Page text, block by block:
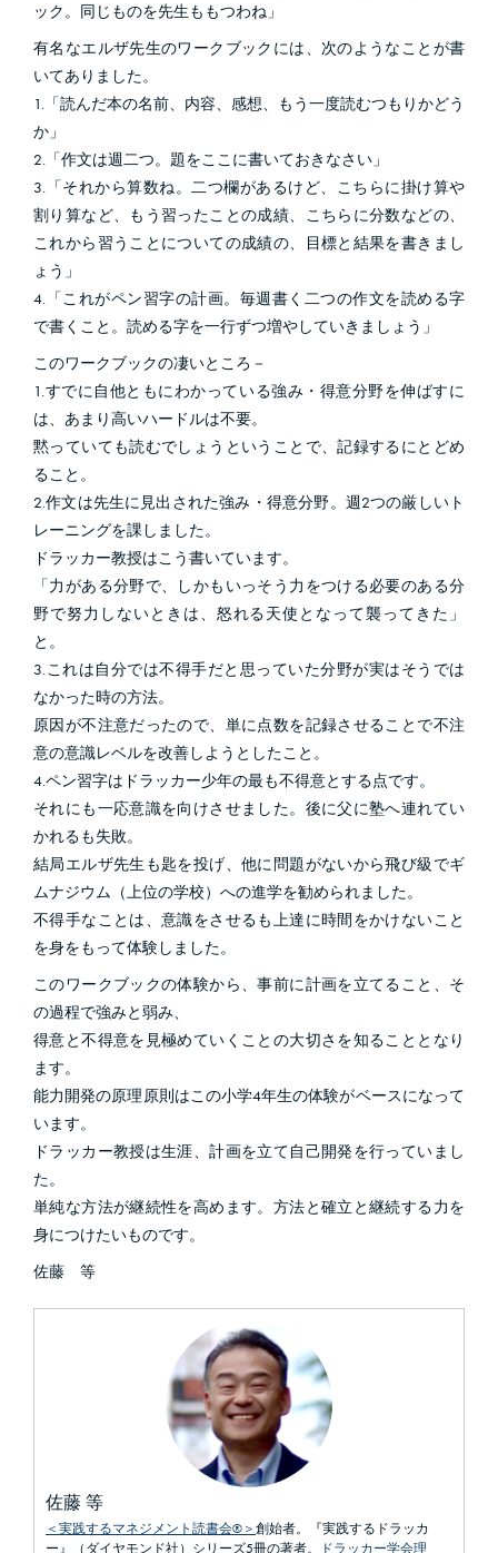
ック。同じものを先生ももつわね」
有名なエルザ先生のワークブックには、次のようなことが書
いてありました。
1.「読んだ本の名前、内容、感想、もう一度読むつもりかどう
か」
2.「作文は週二つ。題をここに書いておきなさい」
3.「それから算数ね。二つ欄があるけど、こちらに掛け算や
割り算など、もう習ったことの成績、こちらに分数などの、
これから習うことについての成績の、目標と結果を書きまし
ょう」
4.「これがペン習字の計画。毎週書く二つの作文を読める字
で書くこと。読める字を一行ずつ増やしていきましょう」
このワークブックの凄いところ－
1.すでに自他ともにわかっている強み・得意分野を伸ばすに
は、あまり高いハードルは不要。
黙っていても読むでしょうということで、記録するにとどめ
ること。
2.作文は先生に見出された強み・得意分野。週2つの厳しいト
レーニングを課しました。
ドラッカー教授はこう書いています。
「力がある分野で、しかもいっそう力をつける必要のある分
野で努力しないときは、怒れる天使となって襲ってきた」
と。
3.これは自分では不得手だと思っていた分野が実はそうでは
なかった時の方法。
原因が不注意だったので、単に点数を記録させることで不注
意の意識レベルを改善しようとしたこと。
4.ペン習字はドラッカー少年の最も不得意とする点です。
それにも一応意識を向けさせました。後に父に塾へ連れてい
かれるも失敗。
結局エルザ先生も匙を投げ、他に問題がないから飛び級でギ
ムナジウム（上位の学校）への進学を勧められました。
不得手なことは、意識をさせるも上達に時間をかけないこと
を身をもって体験しました。
このワークブックの体験から、事前に計画を立てること、そ
の過程で強みと弱み、
得意と不得意を見極めていくことの大切さを知ることとなり
ます。
能力開発の原理原則はこの小学4年生の体験がベースになって
います。
ドラッカー教授は生涯、計画を立て自己開発を行っていまし
た。
単純な方法が継続性を高めます。方法と確立と継続する力を
身につけたいものです。
佐藤 等
佐藤 等
＜実践するマネジメント読書会®＞創始者。『実践するドラッカ
ー』（ダイヤモンド社）シリーズ5冊の著者。
ドラッカー学会理